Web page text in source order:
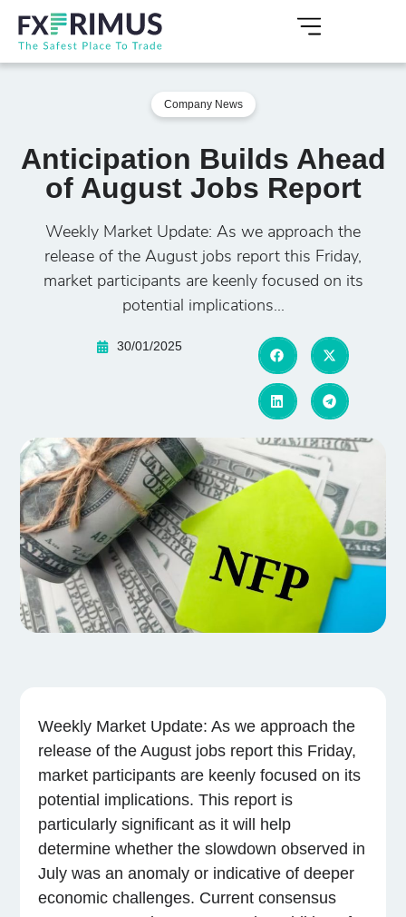
Company News
Anticipation Builds Ahead
of August Jobs Report
Weekly Market Update: As we approach the
release of the August jobs report this Friday,
market participants are keenly focused on its
potential implications...
30/01/2025
Weekly Market Update: As we approach the
release of the August jobs report this Friday,
market participants are keenly focused on its
potential implications. This report is
particularly significant as it will help
determine whether the slowdown observed in
July was an anomaly or indicative of deeper
economic challenges. Current consensus